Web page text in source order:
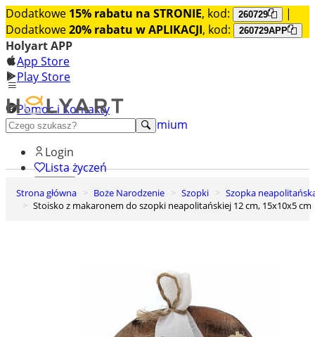
Dodatkowe 15% rabatu na STRONIE, kod: 260729
|
Dodatkowe20% rabatu w APLIKACJI, kod: 260729APP
Holyart APP
App Store
Play Store
Pomoc i Kontakty
+48 222 922 860
Odkryj premium
Login
Lista życzeń
0
Koszyk
Strona główna Boże Narodzenie Szopki
Szopka
Stoisko z makaronem do szopki neapolitańskiej 12 cm, 15x10x5 cm